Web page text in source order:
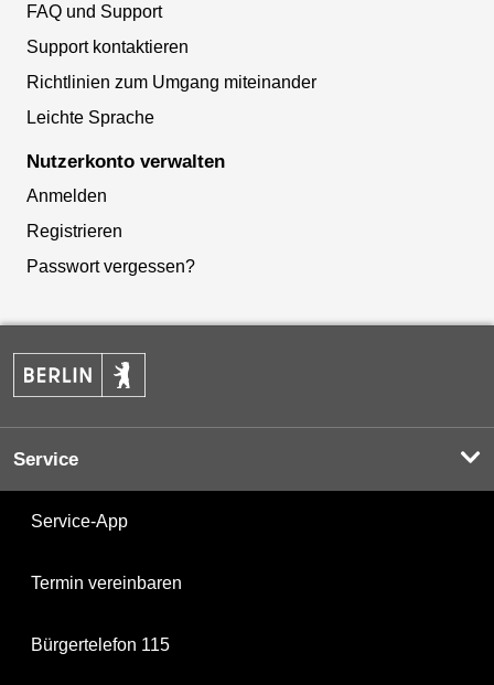
FAQ und Support
Support kontaktieren
Richtlinien zum Umgang miteinander
Leichte Sprache
Nutzerkonto verwalten
Anmelden
Registrieren
Passwort vergessen?
Service
Service-App
Termin vereinbaren
Bürgertelefon 115